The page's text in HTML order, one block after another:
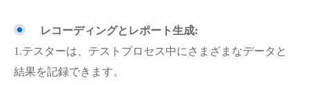
レコーディングとレポート生成:
1.テスターは、テストプロセス中にさまざまなデータと
結果を記録できます。